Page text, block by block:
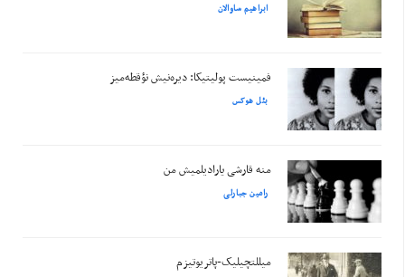
ابراهیم ساوالان
فمینیست پولیتیکا: دیره‌نیش نؤقطه‌میز
بئل هوکس
منه قارشی یارادیلمیش من
رامین جبارلی
میللتچیلیک-پاتریوتیزم